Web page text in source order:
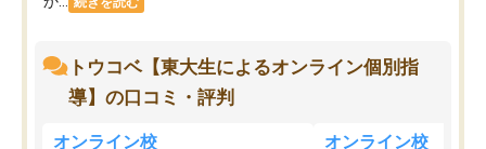
トウコベ【東大生によるオンライン個別指
導】の口コミ・評判
オンライン校 オンライン校